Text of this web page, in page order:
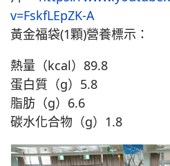
v=FskfLEpZK-A
黃金福袋(1顆)營養標示：
熱量（kcal）89.8
蛋白質（g）5.8
脂肪（g）6.6
碳水化合物（g）1.8